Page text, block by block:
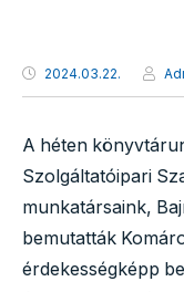
2024.03.22.
A héten
Szolgáltatóipari
munkatársaink,
bemutatták
érdekességképp